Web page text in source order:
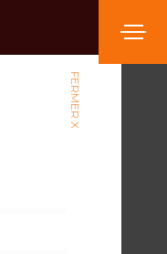
FERMER X